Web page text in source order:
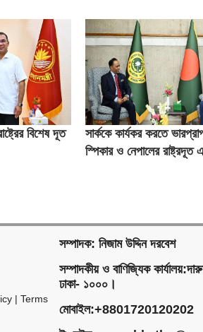
বিশেষ দূত
সার্ককে কার্যকর করতে
স্পিকার ও নেপালের রাষ্ট্রদূত
| Terms
সম্পাদক: নিজাম উদ্দিন দরবেশ
সম্পাদকীয় ও বাণিজ্যিক
ঢাকা- ১০০০।
মোবাইল:+8801720120202